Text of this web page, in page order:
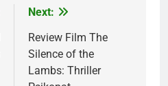
Next:
Review Film The
Silence of the
Lambs: Thriller